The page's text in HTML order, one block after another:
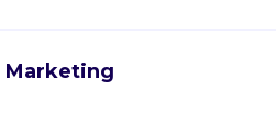
Marketing